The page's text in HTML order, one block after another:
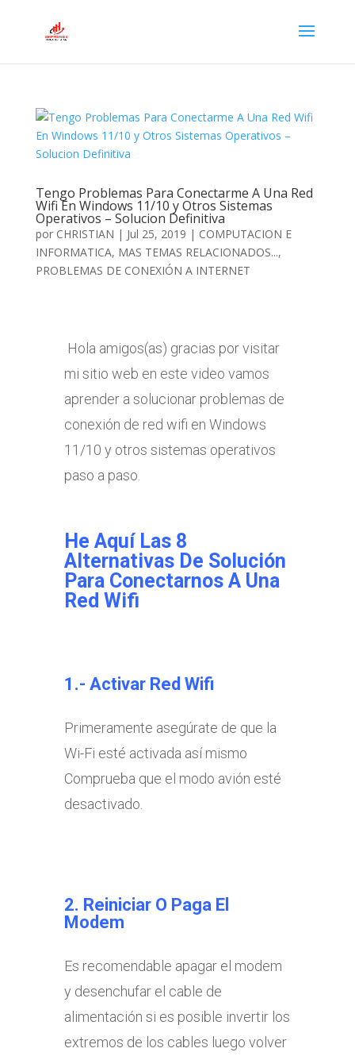
Tengo Problemas Para Conectarme A Una Red
Wifi En Windows 11/10 y Otros Sistemas
Operativos – Solucion Definitiva
por CHRISTIAN | Jul 25, 2019 | COMPUTACION E
INFORMATICA, MAS TEMAS RELACIONADOS...,
PROBLEMAS DE CONEXIÓN A INTERNET
Hola amigos(as) gracias por visitar
mi sitio web en este video vamos
aprender a solucionar problemas de
conexión de red wifi en Windows
11/10 y otros sistemas operativos
paso a paso.
He Aquí Las 8
Alternativas De Solución
Para Conectarnos A Una
Red Wifi
1.- Activar Red Wifi
Primeramente asegúrate de que la
Wi-Fi esté activada así mismo
Comprueba que el modo avión esté
desactivado.
2. Reiniciar O Paga El
Modem
Es recomendable apagar el modem
y desenchufar el cable de
alimentación si es posible invertir los
extremos de los cables luego volver